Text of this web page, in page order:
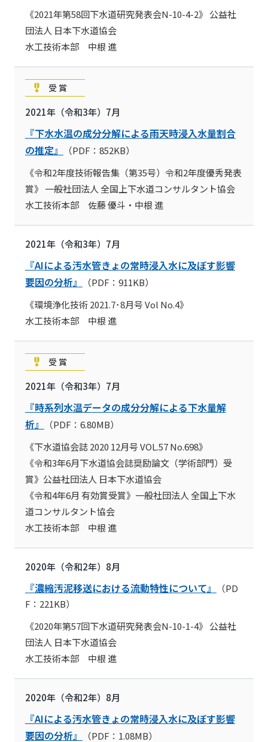
《2021年第58回下水道研究発表会N-10-4-2》 公益社
団法人 日本下水道協会
水工技術本部 中根 進
受賞
2021年（令和3年）7月
『下水水温の成分分解による雨天時浸入水量割合
の推定』
（PDF：852KB）
《令和2年度技術報告集（第35号）令和2年度優秀発表
賞》 一般社団法人 全国上下水道コンサルタント協会
水工技術本部 佐藤 優斗・中根 進
2021年（令和3年）7月
『AIによる汚水管きょの常時浸入水に及ぼす影響
要因の分析』
（PDF：911KB）
《環境浄化技術 2021.7･8月号 Vol No.4》
水工技術本部 中根 進
受賞
2021年（令和3年）7月
『時系列水温データの成分分解による下水量解
析』
（PDF：6.80MB）
《下水道協会誌 2020 12月号 VOL.57 No.698》
《令和3年6月下水道協会誌奨励論文（学術部門）受
賞》公益社団法人 日本下水道協会
《令和4年6月 有効賞受賞》一般社団法人 全国上下水
道コンサルタント協会
水工技術本部 中根 進
2020年（令和2年）8月
『濃縮汚泥移送における流動特性について』
（PD
F：221KB）
《2020年第57回下水道研究発表会N-10-1-4》 公益社
団法人 日本下水道協会
水工技術本部 中根 進
2020年（令和2年）8月
『AIによる汚水管きょの常時浸入水に及ぼす影響
要因の分析』
（PDF：1.08MB）